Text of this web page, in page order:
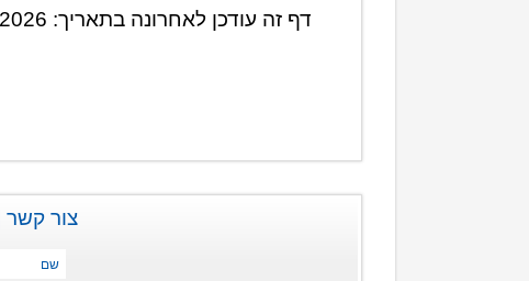
דף זה עודכן לאחרונה בתאריך: 14.01.2026
צור קשר |